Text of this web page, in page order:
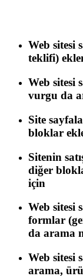
Web sitesi
teklifi)
Web sitesi
vurgu da
Site
bloklar
Sitenin
diğer
için
Web sitesi
formlar
da arama
Web sitesi
arama,